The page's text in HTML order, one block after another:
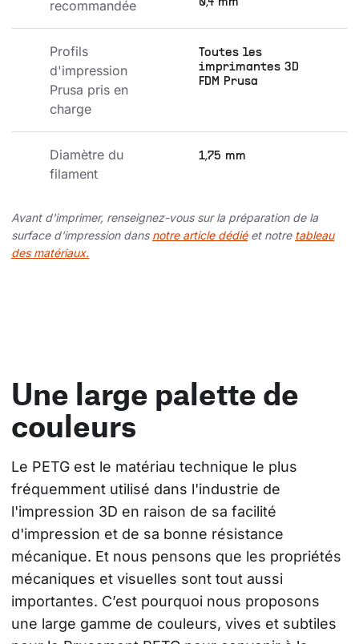
recommandée
0,4 mm
Profils
d'impression
Prusa pris en
charge
Toutes les
imprimantes 3D
FDM Prusa
Diamètre du
filament
1,75 mm
Avant d'imprimer, renseignez-vous sur la préparation de la
surface d'impression dans notre article dédiéet notre tableau
des matériaux.
Une large palette de
couleurs
Le PETG est le matériau technique le plus
fréquemment utilisé dans l'industrie de
l'impression 3D en raison de sa facilité
d'impression et de sa bonne résistance
mécanique. Et nous pensons que les propriétés
mécaniques et visuelles sont tout aussi
importantes. C’est pourquoi nous proposons
une large gamme de couleurs, vives et subtiles